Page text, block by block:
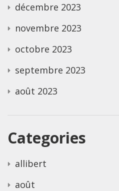
décembre 2023
novembre 2023
octobre 2023
septembre 2023
août 2023
Categories
allibert
août